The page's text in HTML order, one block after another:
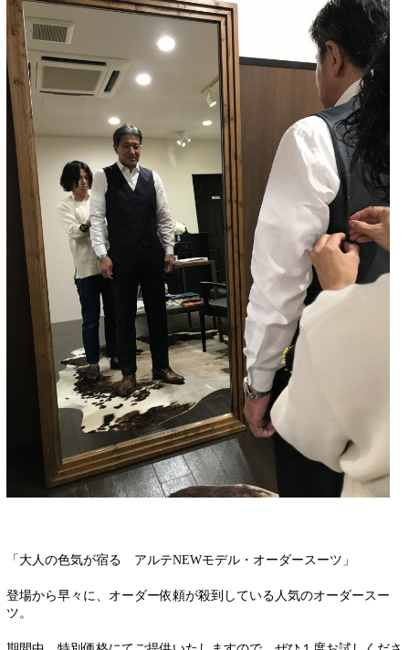
「大人の色気が宿る アルテNEWモデル・オーダースーツ」
登場から早々に、オーダー依頼が殺到している人気のオーダースー
ツ。